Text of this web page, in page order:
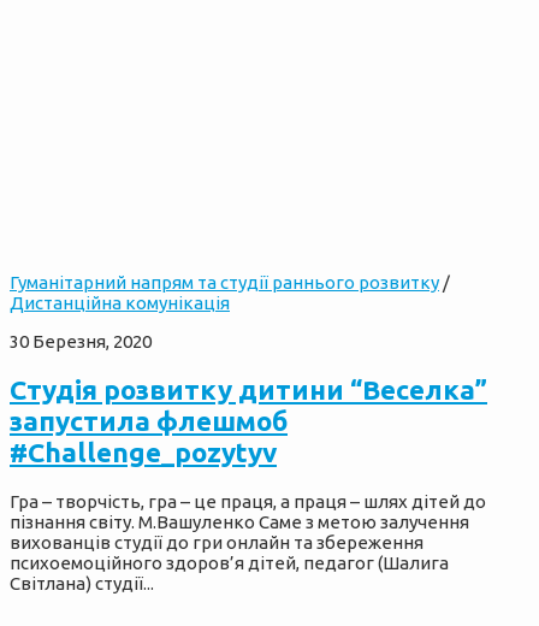
Гуманітарний напрям та студії раннього розвитку /
Дистанційна комунікація
30 Березня, 2020
Cтудія розвитку дитини “Веселка”
запустила флешмоб
#Challenge_pozytyv
Гра – творчість, гра – це праця, а праця – шлях дітей до
пізнання світу. М.Вашуленко Саме з метою залучення
вихованців студії до гри онлайн та збереження
психоемоційного здоров’я дітей, педагог (Шалига
Світлана) студії...